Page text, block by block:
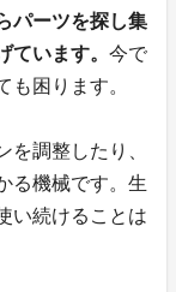
パーツを探し集
います。 今で
も困ります。
調整したり、
る機械です。生
い続けることは